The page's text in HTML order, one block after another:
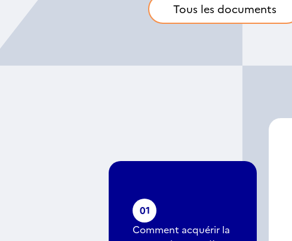
Tous les documents
01
Comment acquérir la